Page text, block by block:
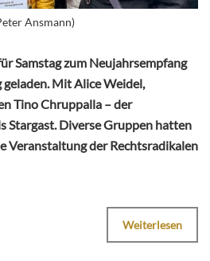
Ansmann)
Samstag zum Neujahrsempfang
Mit Alice Weidel,
Tino Chruppalla – der
Stargast. Diverse Gruppen hatten
Veranstaltung der Rechtsradikalen
Weiterlesen